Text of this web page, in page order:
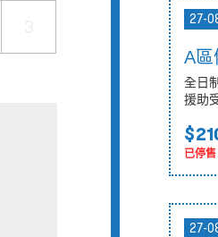
27-
A區
全日
援助
已停售
27-